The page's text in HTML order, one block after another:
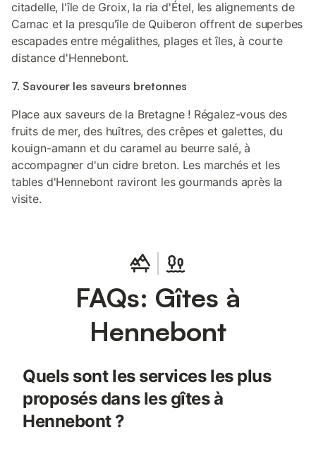
citadelle, l'île de Groix, la ria d'Étel, les alignements de
Carnac et la presqu'île de Quiberon offrent de superbes
escapades entre mégalithes, plages et îles, à courte
distance d'Hennebont.
7. Savourer les saveurs bretonnes
Place aux saveurs de la Bretagne ! Régalez-vous des
fruits de mer, des huîtres, des crêpes et galettes, du
kouign-amann et du caramel au beurre salé, à
accompagner d'un cidre breton. Les marchés et les
tables d'Hennebont raviront les gourmands après la
visite.
FAQs: Gîtes à
Hennebont
Quels sont les services les plus
proposés dans les gîtes à
Hennebont ?